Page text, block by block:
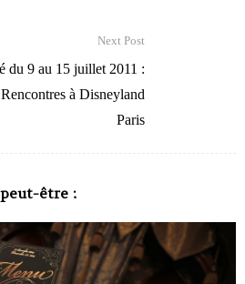
Next Post
du 9 au 15 juillet 2011 :
à Disneyland
Paris
être :